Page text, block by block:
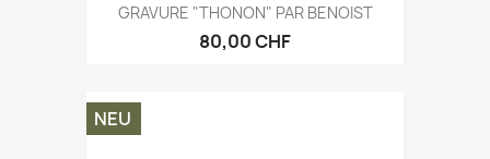
GRAVURE "THONON" PAR BENOIST
80,00 CHF
NEU